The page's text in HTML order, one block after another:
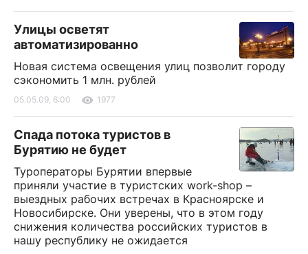
Улицы осветят
автоматизированно
Новая система освещения улиц позволит городу
сэкономить 1 млн. рублей
05.05.09, 6:00 1977
Спада потока туристов в
Бурятию не будет
Туроператоры Бурятии впервые
приняли участие в туристских work-shop –
выездных рабочих встречах в Красноярске и
Новосибирске. Они уверены, что в этом году
снижения количества российских туристов в
нашу республику не ожидается